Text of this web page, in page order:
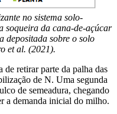
no sistema solo-
soqueira da cana-de-açúcar
depositada sobre o solo
et al. (2021).
de retirar parte da palha das
de N. Uma segunda
de semeadura, chegando
a demanda inicial do milho.